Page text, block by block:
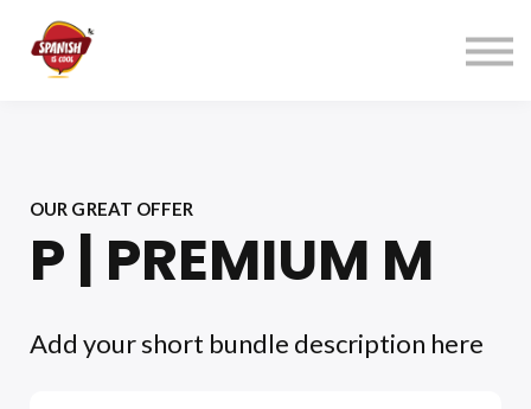
OUR GREAT OFFER
P | PREMIUM M
Add your short bundle description here